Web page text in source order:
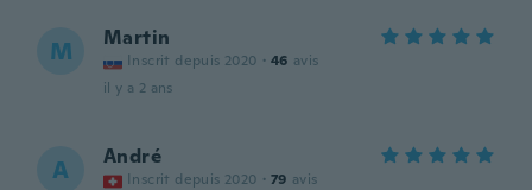
M Martin
Inscrit depuis 2020 · 46 avis
il y a 2 ans
A André
Inscrit depuis 2020 · 79 avis